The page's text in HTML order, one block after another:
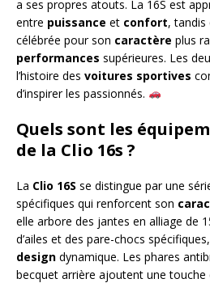
a ses propres atouts. La 16S est
entre puissance et confort, tandis
célébrée pour son caractère plus
performances supérieures. Les
l’histoire des voitures sportives
d’inspirer les passionnés.
Quels sont les
de la Clio 16s ?
La Clio 16S se distingue par une
spécifiques qui renforcent son
elle arbore des jantes en alliage de
d’ailes et des pare-chocs
design dynamique. Les phares
becquet arrière ajoutent une touche